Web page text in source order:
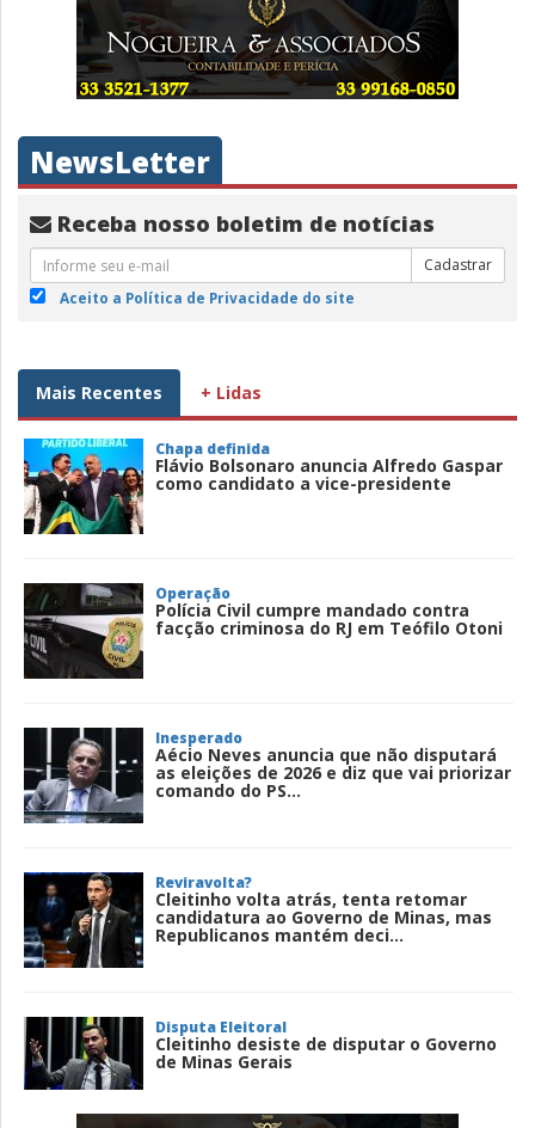
NewsLetter
Receba nosso boletim de notícias
Cadastrar
Aceito a Política de Privacidade do site
Mais Recentes + Lidas
Chapa definida
Flávio Bolsonaro anuncia Alfredo Gaspar
como candidato a vice-presidente
Operação
Polícia Civil cumpre mandado contra
facção criminosa do RJ em Teófilo Otoni
Inesperado
Aécio Neves anuncia que não disputará
as eleições de 2026 e diz que vai priorizar
comando do PS...
Reviravolta?
Cleitinho volta atrás, tenta retomar
candidatura ao Governo de Minas, mas
Republicanos mantém deci...
Disputa Eleitoral
Cleitinho desiste de disputar o Governo
de Minas Gerais